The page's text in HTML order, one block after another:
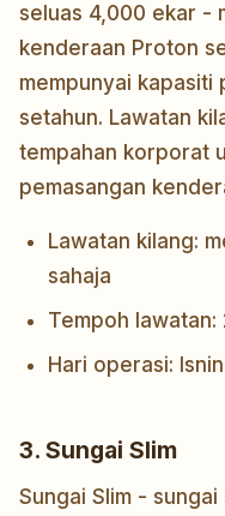
seluas 4,000 ekar -
kenderaan Proton
mempunyai kapasiti
setahun. Lawatan
tempahan korporat
pemasangan
Lawatan kilang:
sahaja
Tempoh lawatan:
Hari operasi:
3. Sungai Slim
Sungai Slim -